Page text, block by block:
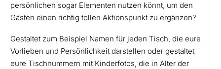
persönlichen sogar Elementen nutzen könnt, um den
Gästen einen richtig tollen Aktionspunkt zu ergänzen?
Gestaltet zum Beispiel Namen für jeden Tisch, die eure
Vorlieben und Persönlichkeit darstellen oder gestaltet
eure Tischnummern mit Kinderfotos, die in Alter der